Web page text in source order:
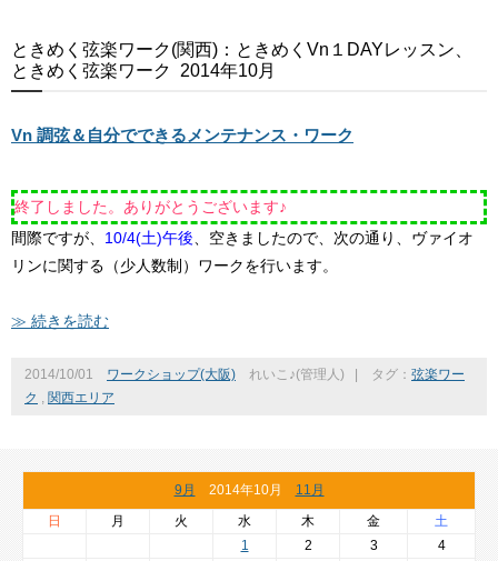
ときめく弦楽ワーク(関西)：ときめくVn１DAYレッスン、
ときめく弦楽ワーク 2014年10月
Vn 調弦＆自分でできるメンテナンス・ワーク
終了しました。ありがとうございます♪
間際ですが、 10/4(土)午後 、空きましたので、次の通り、ヴァイオ
リンに関する（少人数制）ワークを行います。
≫ 続きを読む
2014/10/01 ワークショップ(大阪) れいこ♪(管理人) タグ： 弦楽ワー
ク , 関西エリア
9月 2014年10月
11月
日
月 火 水 木 金
土
1
2 3
4